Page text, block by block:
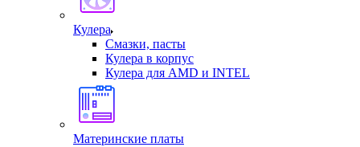
Кулера
Смазки, пасты
Кулера в корпус
Кулера для AMD и INTEL
Материнские платы